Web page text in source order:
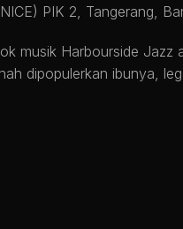
PIK 2, Tangerang,
musik Harbourside Jazz
dipopulerkan ibunya,